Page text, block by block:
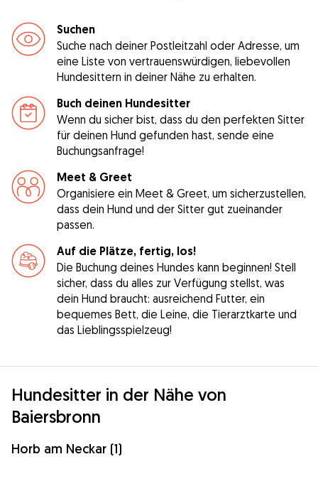
Suchen
Suche nach deiner Postleitzahl oder Adresse, um
eine Liste von vertrauenswürdigen, liebevollen
Hundesittern in deiner Nähe zu erhalten.
Buch deinen Hundesitter
Wenn du sicher bist, dass du den perfekten Sitter
für deinen Hund gefunden hast, sende eine
Buchungsanfrage!
Meet & Greet
Organisiere ein Meet & Greet, um sicherzustellen,
dass dein Hund und der Sitter gut zueinander
passen.
Auf die Plätze, fertig, los!
Die Buchung deines Hundes kann beginnen! Stell
sicher, dass du alles zur Verfügung stellst, was
dein Hund braucht: ausreichend Futter, ein
bequemes Bett, die Leine, die Tierarztkarte und
das Lieblingsspielzeug!
Hundesitter in der Nähe von
Baiersbronn
Horb am Neckar (1)